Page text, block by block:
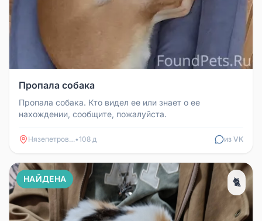
Пропала собака
Пропала собака. Кто видел ее или знает о ее
нахождении, сообщите, пожалуйста.
Нязепетровск•108 д из VK
НАЙДЕНА 🐈